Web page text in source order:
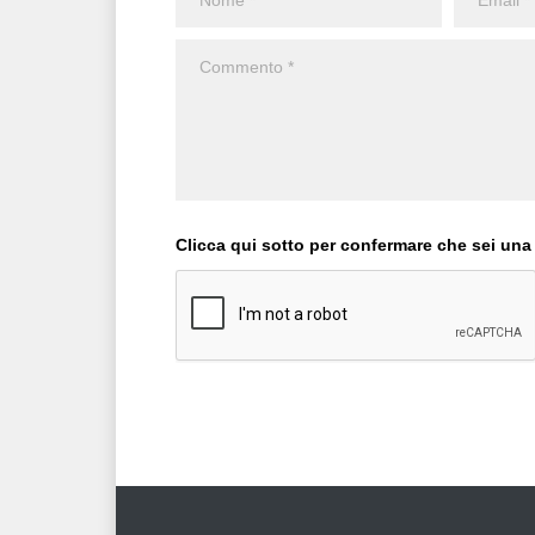
Clicca qui sotto per confermare che sei